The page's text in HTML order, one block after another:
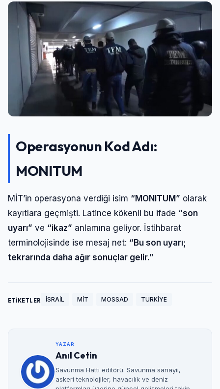
Operasyonun Kod Adı:
MONITUM
MİT’in operasyona verdiği isim “MONITUM” olarak
kayıtlara geçmişti. Latince kökenli bu ifade “son
uyarı” ve “ikaz” anlamına geliyor. İstihbarat
terminolojisinde ise mesaj net: “Bu son uyarı;
tekrarında daha ağır sonuçlar gelir.”
ETİKETLER İSRAİL MİT MOSSAD TÜRKİYE
YAZAR
Anıl Cetin
Savunma Hattı editörü. Savunma sanayii,
askeri teknolojiler, havacılık ve deniz